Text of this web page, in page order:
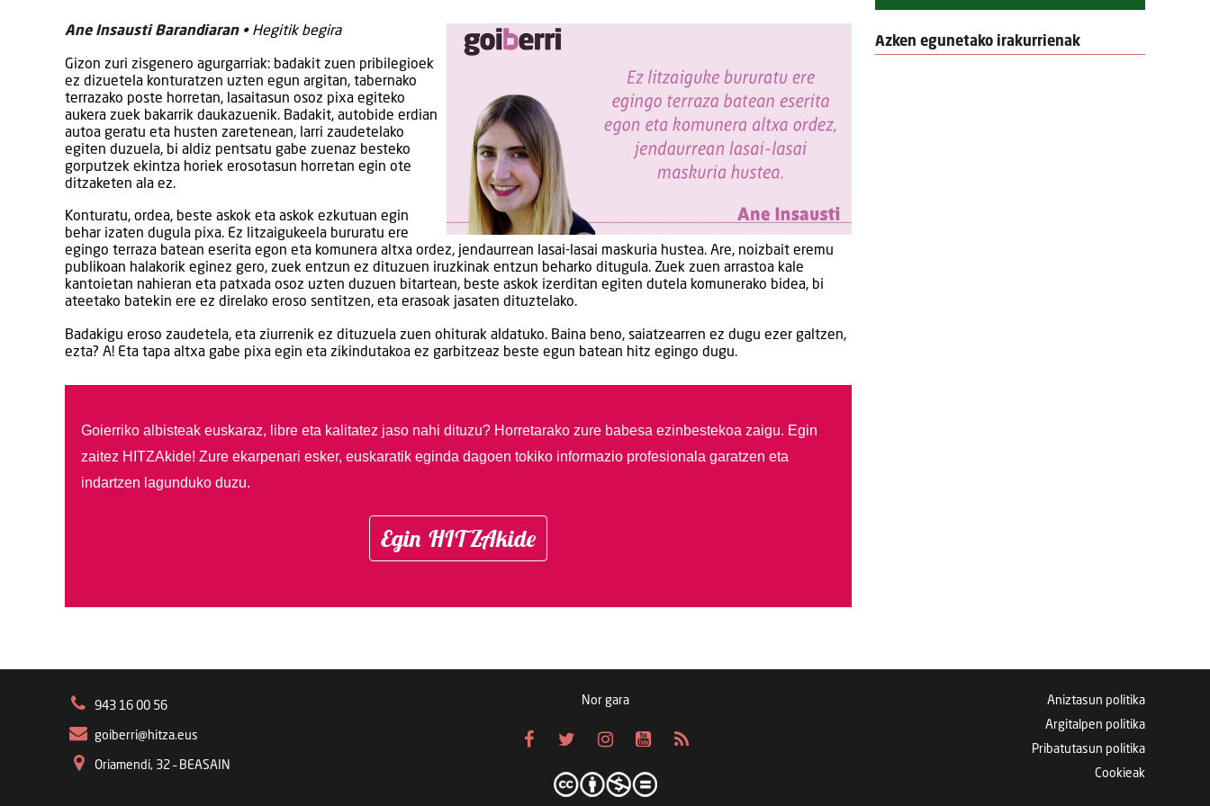
Ane Insausti Barandiaran• Hegitik begira
Gizon zuri zisgenero agurgarriak: badakit zuen pribilegioek
ez dizuetela konturatzen uzten egun argitan, tabernako
terrazako poste horretan, lasaitasun osoz pixa egiteko
aukera zuek bakarrik daukazuenik. Badakit, autobide erdian
autoa geratu eta husten zaretenean, larri zaudetelako
egiten duzuela, bi aldiz pentsatu gabe zuenaz besteko
gorputzek ekintza horiek erosotasun horretan egin ote
ditzaketen ala ez.
Konturatu, ordea, beste askok eta askok ezkutuan egin
behar izaten dugula pixa. Ez litzaigukeela bururatu ere
egingo terraza batean eserita egon eta komunera altxa ordez, jendaurrean lasai-lasai maskuria hustea. Are, noizbait eremu
publikoan halakorik eginez gero, zuek entzun ez dituzuen iruzkinak entzun beharko ditugula. Zuek zuen arrastoa kale
kantoietan nahieran eta patxada osoz uzten duzuen bitartean, beste askok izerditan egiten dutela komunerako bidea, bi
ateetako batekin ere ez direlako eroso sentitzen, eta erasoak jasaten dituztelako.
Badakigu eroso zaudetela, eta ziurrenik ez dituzuela zuen ohiturak aldatuko. Baina beno, saiatzearren ez dugu ezer galtzen,
ezta? A! Eta tapa altxa gabe pixa egin eta zikindutakoa ez garbitzeaz beste egun batean hitz egingo dugu.
Goierriko albisteak euskaraz, libre eta kalitatez jaso nahi dituzu? Horretarako zure babesa ezinbestekoa zaigu. Egin
zaitez HITZAkide! Zure ekarpenari esker, euskaratik eginda dagoen tokiko informazio profesionala garatzen eta
indartzen lagunduko duzu.
Egin HITZAkide
Azken egunetako irakurrienak
943 16 00 56
goiberri@hitza.eus
Oriamendi, 32 – BEASAIN
Nor gara
Aniztasun politika
Argitalpen politika
Pribatutasun politika
Cookieak